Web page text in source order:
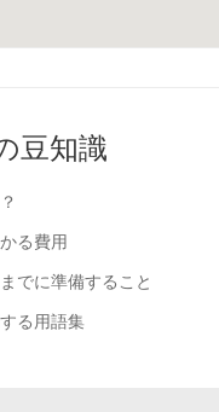
豆知識
る費用
でに準備すること
る用語集